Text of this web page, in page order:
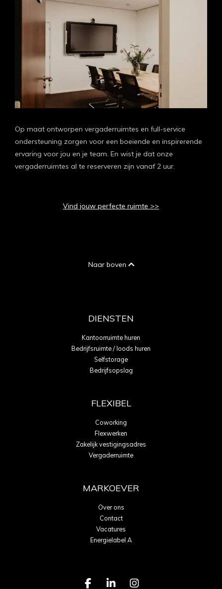
Op maat ontworpen vergaderruimtes en full-service
ondersteuning zorgen voor een boeiende en inspirerende
ervaring voor jou en je team. En wist je dat onze
vergaderruimtes al te reserveren zijn vanaf 2 uur.
Vind jouw perfecte ruimte >>
Naar boven
DIENSTEN
Kantoorruimte huren
Bedrijfsruimte / loods huren
Selfstorage
Bedrijfsopslag
FLEXIBEL
Coworking
Flexwerken
Zakelijk vestigingsadres
Vergaderruimte
MARKOEVER
Over ons
Contact
Vacatures
Energielabel A